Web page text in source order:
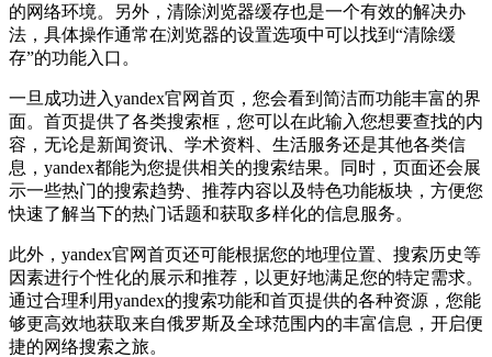
的网络环境。另外，清除浏览器缓存也是一个有效的解决办
法，具体操作通常在浏览器的设置选项中可以找到“清除缓
存”的功能入口。
一旦成功进入yandex官网首页，您会看到简洁而功能丰富的界
面。首页提供了各类搜索框，您可以在此输入您想要查找的内
容，无论是新闻资讯、学术资料、生活服务还是其他各类信
息，yandex都能为您提供相关的搜索结果。同时，页面还会展
示一些热门的搜索趋势、推荐内容以及特色功能板块，方便您
快速了解当下的热门话题和获取多样化的信息服务。
此外，yandex官网首页还可能根据您的地理位置、搜索历史等
因素进行个性化的展示和推荐，以更好地满足您的特定需求。
通过合理利用yandex的搜索功能和首页提供的各种资源，您能
够更高效地获取来自俄罗斯及全球范围内的丰富信息，开启便
捷的网络搜索之旅。